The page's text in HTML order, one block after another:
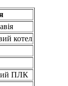
котел
ПЛК